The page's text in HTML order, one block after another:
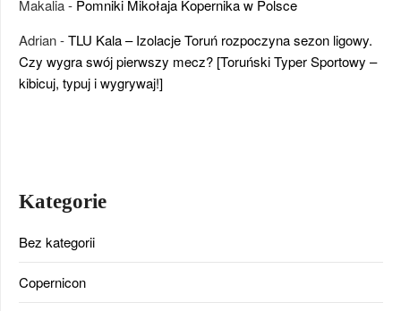
Makalia- Pomniki Mikołaja Kopernika w Polsce
Adrian-TLU Kala – Izolacje Toruń rozpoczyna sezon ligowy.
Czy wygra swój pierwszy mecz? [Toruński Typer Sportowy –
kibicuj, typuj i wygrywaj!]
Kategorie
Bez kategorii
Copernicon